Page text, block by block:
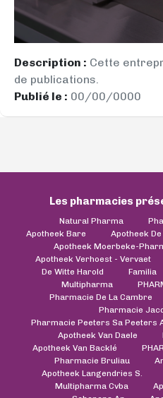
Description : Cette
de publications.
Publié le : 00/00/0000
Les pharmacies
Natural Pharma
Apotheek Bare
Apotheek
Apotheek Moerbeke-
Apotheek Verhoest - Vervaet
De Witte Harold
Familia
Multipharma
Pharmacie De La Cambre
Pharmacie
Pharmacie Peeters Sa Peeters
Apotheek Van Daele
Apotheek Van Backlé
Pharmacie Bruliau
Apotheek Langendries S.
Multipharma Cvba